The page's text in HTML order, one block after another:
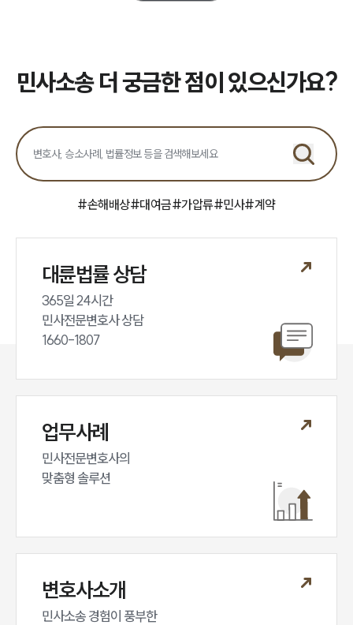
전체
구성원 소개
손해배상 · 민사전문변호사
소식/자료
법률 블로그
뉴스레터/브로슈어
대륜법률상담예약
민사소송 더 궁금한 점이 있으신가요?
#손해배상#대여금#가압류#민사#계약
대륜법률 상담
365일 24시간
민사전문변호사 상담
1660-1807
업무사례
민사전문변호사의
맞춤형 솔루션
변호사소개
민사소송 경험이 풍부한